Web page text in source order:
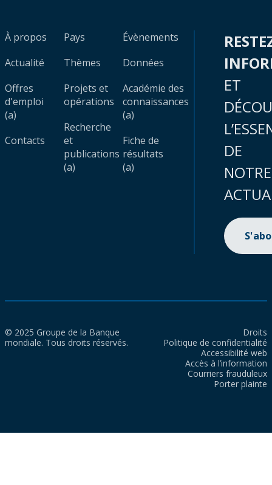
À propos
Actualité
Offres
d'emploi
(a)
Contacts
Pays
Thèmes
Projets et
opérations
Recherche
et
publications
(a)
Évènements
Données
Académie des
connaissances
(a)
Fiche de
résultats
(a)
ET
DE
NOTRE
© 2025 Groupe de la Banque
mondiale. Tous droits réservés.
Droits
Politique de confidentialité
Accessibilité web
Accès à l’information
Courriers frauduleux
Porter plainte